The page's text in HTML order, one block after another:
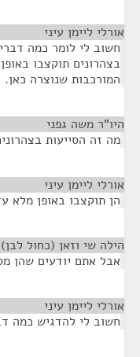
אורלי ליימן עיני
חשוב לי לומר כמה
בצהרונים תוקצבו
המורכבות שנוצרה כאן.
היו"ר משה גפני
מה זה הסייעות
אורלי ליימן עיני
הן תוקצבו באופן מלא עד
הילה שי וזאן (כחול לבן)
אבל אתם יודעים שהן
אורלי ליימן עיני
חשוב לי להדגיש כמה